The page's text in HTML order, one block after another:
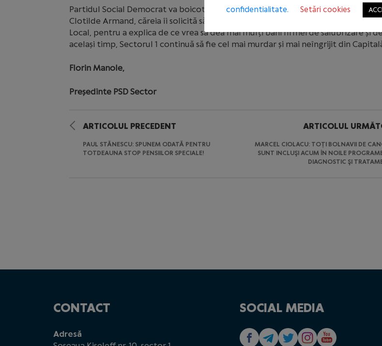
Partidul Social Democrat va boicota astăzi ședința Consiliului Local și o
Clotilde Armand, căreia îi solicită să vină personal în fața cetățenilor și a
Local, pentru a explica de ce vrea să dea mai mulți bani firmei de salubrizare și
același timp, Sectorul 1 continuă să fie cel mai murdar și mai neîngrijit din
Florin Manole,
Președinte PSD Sector
ARTICOLUL PRECEDENT
PAUL STĂNESCU: SPUNEM ODATĂ PENTRU
TOTDEAUNA STOP PENSIILOR SPECIALE!
ARTICOLUL
MARCEL CIOLACU: TOŢI BOLNAVII DE
SUNT INCLUŞI ACUM ÎN NOILE
DIAGNOSTIC ŞI
CONTACT
Adresă
SOCIAL MEDIA
confidentialitate.
Setări cookies